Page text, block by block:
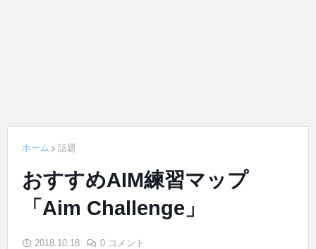
ホーム 話題
おすすめAIM練習マップ
「Aim Challenge」
2018.10.18 0 コメント